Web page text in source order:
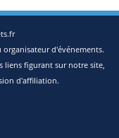
d'événements.
liens figurant sur notre site,
d'affiliation.